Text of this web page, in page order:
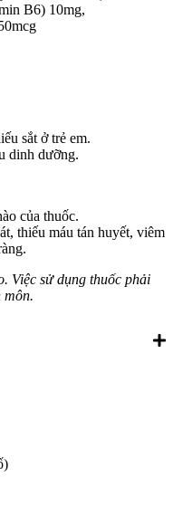
B6) 10mg,
sắt ở trẻ em.
dinh dưỡng.
của thuốc.
thiếu máu tán huyết, viêm
Việc sử dụng thuốc phải
môn.